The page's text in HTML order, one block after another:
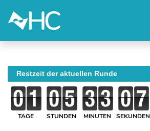
Restzeit der aktuellen Runde
TAGE STUNDEN MINUTEN SEKUNDEN